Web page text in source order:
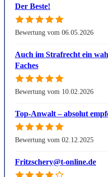
Der Beste!
Bewertung vom 06.05.2026
Auch im Strafrecht ein
Faches
Bewertung vom 10.02.2026
Top-Anwalt – absolut
Bewertung vom 02.12.2025
Fritzschery@t-online.de